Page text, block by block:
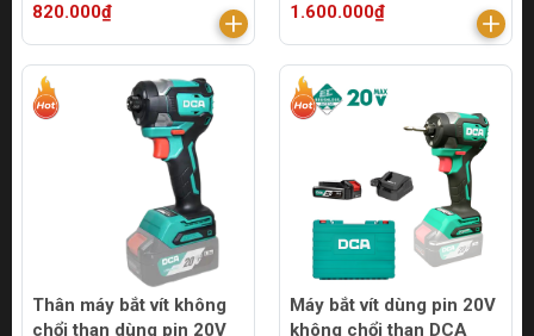
820.000₫ 1.600.000₫
Thân máy bắt vít không
chổi than dùng pin 20V
Máy bắt vít dùng pin 20V
không chổi than DCA